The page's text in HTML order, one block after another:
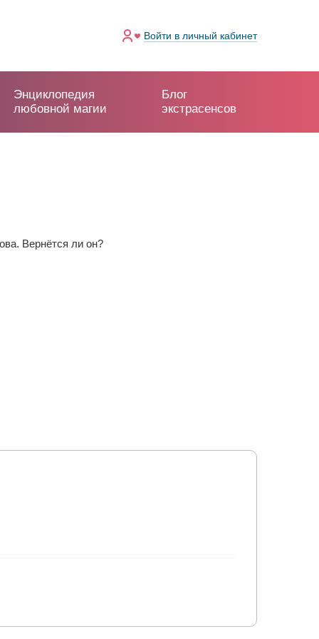
Войти в личный кабинет
Энциклопедия
любовной магии
Блог
экстрасенсов
Вернëтся ли он?